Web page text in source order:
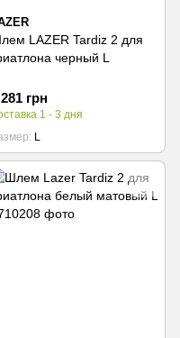
LAZER Tardiz 2 для
черный L
грн
1 - 3 дня
L